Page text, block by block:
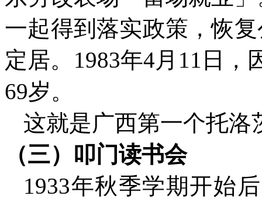
一起得到落实政策，恢
定居。 1983年4月 11 日，
69岁。
这就是广西第一个托洛
（三）叩门读书会
1933年秋季学期开始